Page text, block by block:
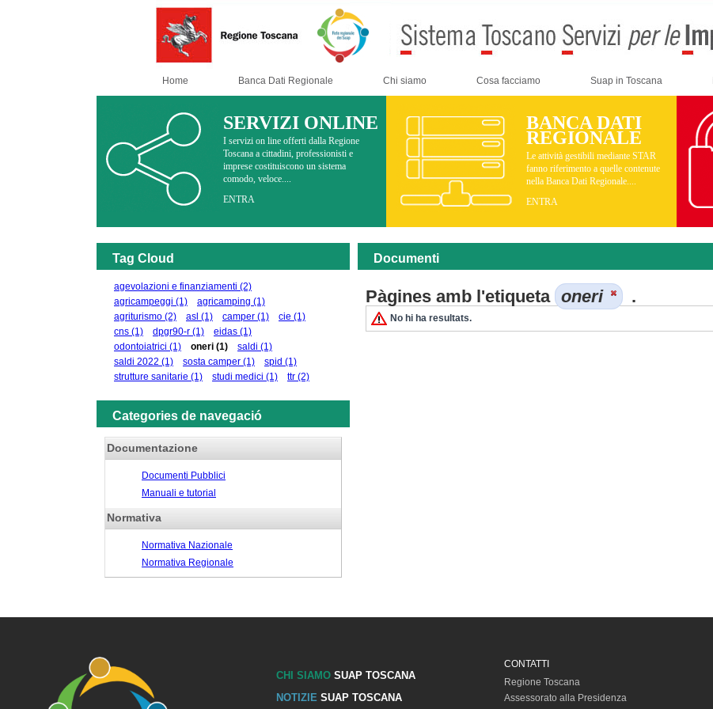
Home Banca Dati Regionale Chi siamo Cosa facciamo Suap in Toscana
SERVIZI ONLINE
I servizi on line offerti dalla Regione
Toscana a cittadini, professionisti e
imprese costituiscono un sistema
comodo, veloce....
ENTRA
BANCA DATI
REGIONALE
Le attività gestibili mediante STAR
fanno riferimento a quelle contenute
nella Banca Dati Regionale....
ENTRA
Tag Cloud
agevolazioni e finanziamenti (2)
agricampeggi (1) agricamping (1)
agriturismo (2) asl (1) camper (1) cie (1)
cns (1) dpgr90-r (1) eidas (1)
odontoiatrici (1) oneri (1) saldi (1)
saldi 2022 (1) sosta camper (1) spid (1)
strutture sanitarie (1) studi medici (1) ttr (2)
Categories de navegació
Documentazione
Documenti Pubblici
Manuali e tutorial
Normativa
Normativa Nazionale
Normativa Regionale
Documenti
Pàgines amb l'etiqueta oneri .
No hi ha resultats.
CHI SIAMOSUAP TOSCANA
NOTIZIE SUAP TOSCANA
CONTATTI
Regione Toscana
Assessorato alla Presidenza